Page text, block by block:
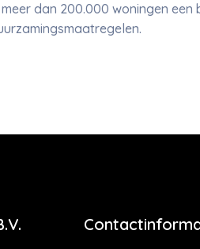
dan 200.000 woningen